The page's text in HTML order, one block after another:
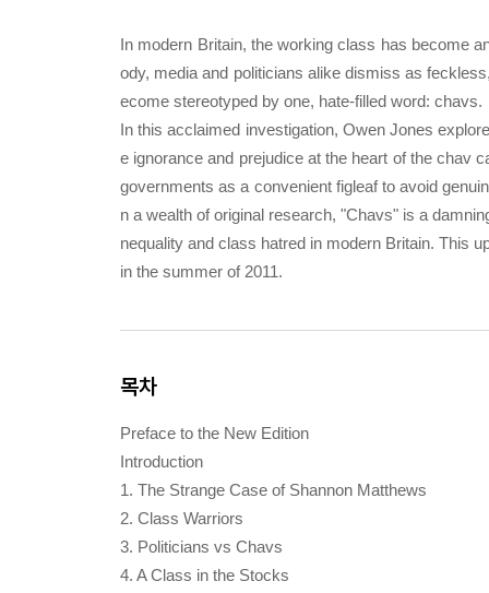
In modern Britain, the working class has become
ody, media and politicians alike dismiss as
ecome stereotyped by one, hate-filled word: chavs.
In this acclaimed investigation, Owen Jones
e ignorance and prejudice at the heart of the chav
governments as a convenient figleaf to avoid
n a wealth of original research, "Chavs" is a
nequality and class hatred in modern Britain. This
in the summer of 2011.
목차
Preface to the New Edition
Introduction
1. The Strange Case of Shannon Matthews
2. Class Warriors
3. Politicians vs Chavs
4. A Class in the Stocks